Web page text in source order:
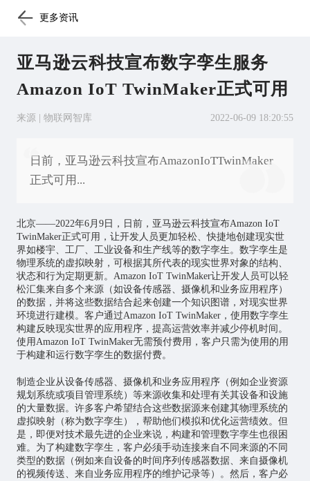
更多资讯
亚马逊云科技宣布数字孪生服务
Amazon IoT TwinMaker正式可用
来源 | 物联网智库 2022-06-09 18:20:55
日前，亚马逊云科技宣布AmazonIoTTwinMaker
正式可用...
北京——2022年6月9日，日前，亚马逊云科技宣布Amazon IoT
TwinMaker正式可用，让开发人员更加轻松、快捷地创建现实世
界如楼宇、工厂、工业设备和生产线等的数字孪生。数字孪生是
物理系统的虚拟映射，可根据其所代表的现实世界对象的结构、
状态和行为定期更新。Amazon IoT TwinMaker让开发人员可以轻
松汇集来自多个来源（如设备传感器、摄像机和业务应用程序）
的数据，并将这些数据结合起来创建一个知识图谱，对现实世界
环境进行建模。客户通过Amazon IoT TwinMaker，使用数字孪生
构建反映现实世界的应用程序，提高运营效率并减少停机时间。
使用Amazon IoT TwinMaker无需预付费用，客户只需为使用的用
于构建和运行数字孪生的数据付费。
制造企业从设备传感器、摄像机和业务应用程序（例如企业资源
规划系统或项目管理系统）等来源收集和处理有关其设备和设施
的大量数据。许多客户希望结合这些数据源来创建其物理系统的
虚拟映射（称为数字孪生），帮助他们模拟和优化运营绩效。但
是，即便对技术最先进的企业来说，构建和管理数字孪生也很困
难。为了构建数字孪生，客户必须手动连接来自不同来源的不同
类型的数据（例如来自设备的时间序列传感器数据、来自摄像机
的视频传送、来自业务应用程序的维护记录等）。然后，客户必